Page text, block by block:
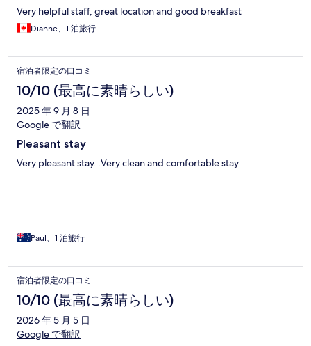
Very helpful staff, great location and good breakfast
Dianne、1 泊旅行
宿泊者限定の口コミ
10/10 (最高に素晴らしい)
2025 年 9 月 8 日
Google で翻訳
Pleasant stay
Very pleasant stay. .Very clean and comfortable stay.
Paul、1 泊旅行
宿泊者限定の口コミ
10/10 (最高に素晴らしい)
2026 年 5 月 5 日
Google で翻訳